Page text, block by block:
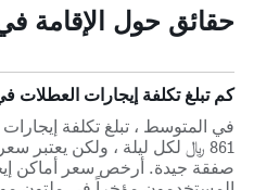
حقائق حول الإقامة
كم تبلغ تكلفة إيجارات العطلات
في المتوسط ، تبلغ تكلفة
صفقة جيدة. أرخص سعر أماكن